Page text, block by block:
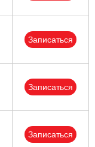
Записаться
Записаться
Записаться